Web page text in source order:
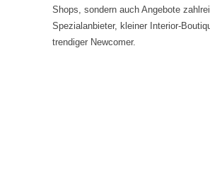
Shops, sondern auch Angebote
Spezialanbieter, kleiner Interior-
trendiger Newcomer.